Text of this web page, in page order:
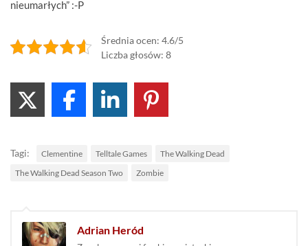
nieumarłych” :-P
Średnia ocen: 4.6/5
Liczba głosów: 8
Tagi: Clementine Telltale Games
The Walking Dead
The Walking Dead Season Two
Zombie
Adrian Heród